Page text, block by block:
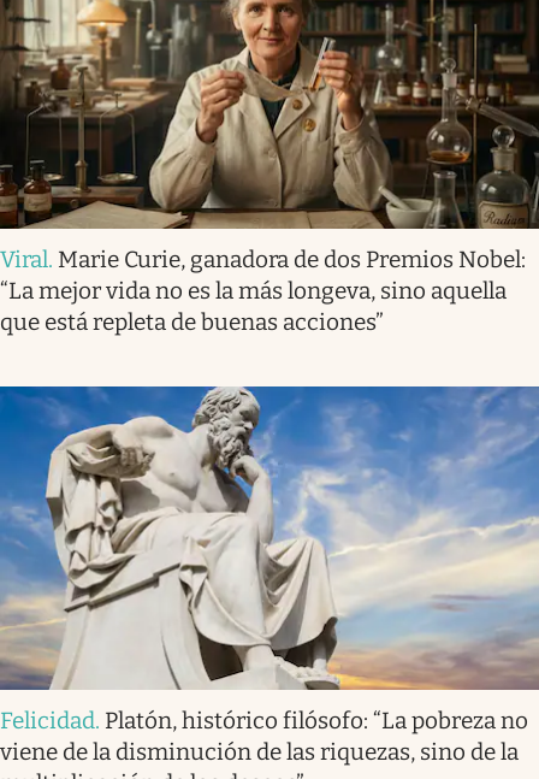
Viral. Marie Curie, ganadora de dos Premios Nobel:
“La mejor vida no es la más longeva, sino aquella
que está repleta de buenas acciones”
Felicidad. Platón, histórico filósofo: “La pobreza no
viene de la disminución de las riquezas, sino de la